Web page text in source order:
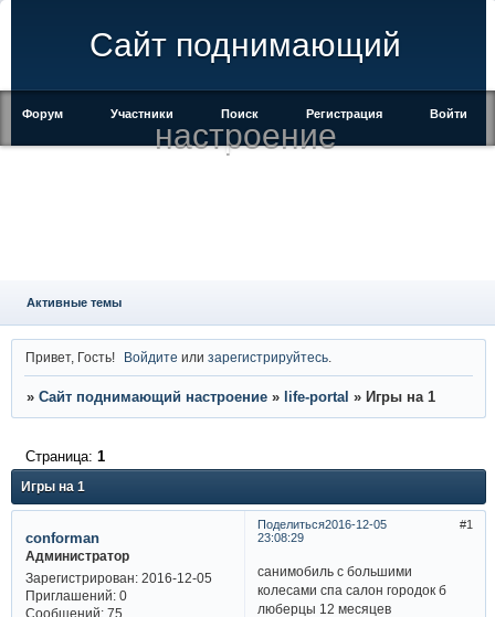
Сайт поднимающий
настроение
Форум Участники Поиск Регистрация Войти
Активные темы
Привет, Гость! Войдите илизарегистрируйтесь
» Сайт поднимающий настроение » life-portal » Игры на 1
Игры на 1
Страница: 1
Поделиться 1
2016-12-05
23:08:29
conforman
Администратор
Зарегистрирован: 2016-12-05
Приглашений:0
Сообщений:75
санимобиль с большими
колесами спа салон городок б
люберцы 12 месяцев